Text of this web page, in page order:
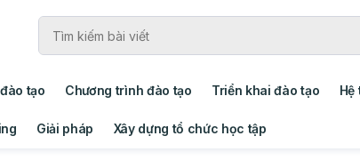
tạo Chương trình đào tạo Triển khai đào tạo Hệ
Giải pháp Xây dựng tổ chức học tập